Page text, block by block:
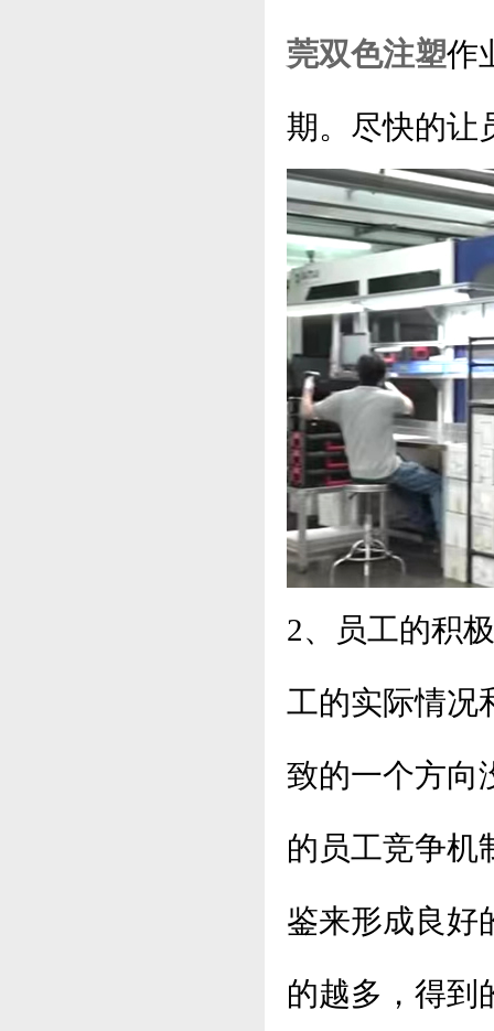
莞双色注塑作
期。尽快的让
2、员工的积
工的实际情况
致的一个方向
的员工竞争机
鉴来形成良好
的越多，得到